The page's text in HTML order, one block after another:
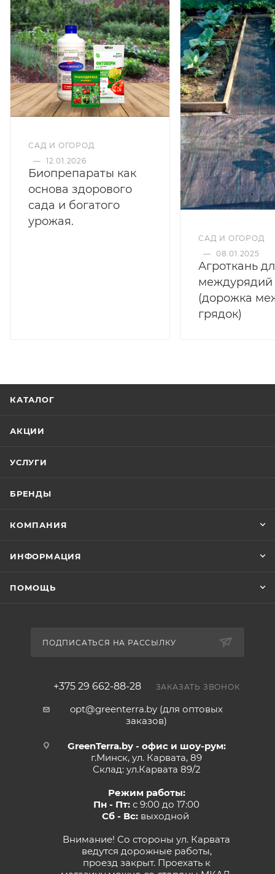
САД И ОГОРОД
— 12.01.2026
Биопрепараты как
основа здорового
сада и богатого
урожая.
САД И ОГОРОД
— 08.01.2025
Агроткань
междурядий
(дорожка
грядок)
КАТАЛОГ
АКЦИИ
УСЛУГИ
БРЕНДЫ
КОМПАНИЯ
ИНФОРМАЦИЯ
ПОМОЩЬ
ПОДПИСАТЬСЯ НА РАССЫЛКУ
+375 29 662-88-28 ЗАКАЗАТЬ ЗВОНОК
opt@greenterra.by (для оптовых
заказов)
GreenTerra.by - офис и шоу-рум:
г.Минск, ул. Карвата, 89
Склад: ул.Карвата 89/2
Режим работы:
Пн - Пт: с 9:00 до 17:00
Сб - Вс:выходной
Внимание! Со стороны ул. Карвата
ведутся дорожные работы,
проезд закрыт. Проехать к